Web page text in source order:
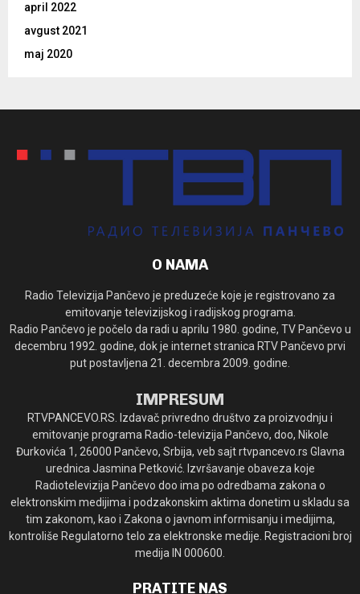
april 2022
avgust 2021
maj 2020
O NAMA
Radio Televizija Pančevo je preduzeće koje je registrovano za
emitovanje televizijskog i radijskog programa.
Radio Pančevo je počelo da radi u aprilu 1980. godine, TV Pančevo u
decembru 1992. godine, dok je internet stranica RTV Pančevo prvi
put postavljena 21. decembra 2009. godine.
IMPRESUM
RTVPANCEVO.RS. Izdavač privredno društvo za proizvodnju i
emitovanje programa Radio-televizija Pančevo, doo, Nikole
Đurkovića 1, 26000 Pančevo, Srbija, veb sajt rtvpancevo.rs Glavna
urednica Jasmina Petković. Izvršavanje obaveza koje
Radiotelevizija Pančevo doo ima po odredbama zakona o
elektronskim medijima i podzakonskim aktima donetim u skladu sa
tim zakonom, kao i Zakona o javnom informisanju i medijima,
kontroliše Regulatorno telo za elektronske medije. Registracioni broj
medija IN 000600.
PRATITE NAS